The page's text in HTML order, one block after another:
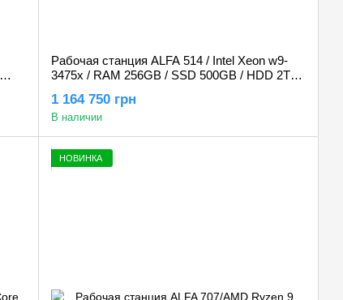
Рабочая станция ALFA 514 / Intel Xeon w9-
3475x / RAM 256GB / SSD 500GB / HDD 2TB /
1 164 750 грн
В наличии
НОВИНКА